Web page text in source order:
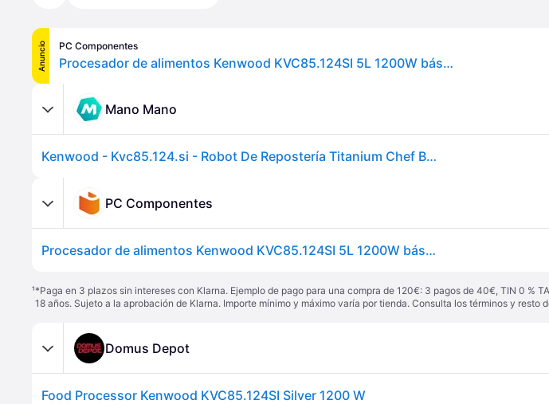
Anuncio PC Componentes
Procesador de alimentos Kenwood KVC85.124SI 5L 1200W báscula integrada plata
Mano Mano
Kenwood - Kvc85.124.si - Robot De Repostería Titanium Chef Baker - 2 Tazones De Acero Inoxidable De 3,5l Y 5l - Balanza Integrada De 6kg - Blender De 1,8l - 1
PC Componentes
Procesador de alimentos Kenwood KVC85.124SI 5L 1200W báscula integrada plata
¹*Paga en 3 plazos sin intereses con Klarna. Ejemplo de pago para una compra de 120€: 3 pagos de 40€, TIN 0 %
18 años. Sujeto a la aprobación de Klarna. Importe mínimo y máximo varía por tienda. Consulta los términos y resto
Domus Depot
Food Processor Kenwood KVC85.124SI Silver 1200 W